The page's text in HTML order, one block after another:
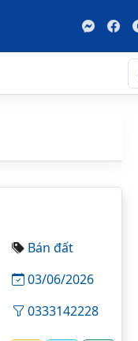
Bán đất
03/06/2026
0333142228